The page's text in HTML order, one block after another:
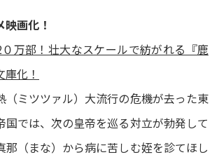
映画化！
万部！壮大なスケールで紡がれる『鹿
化！
（ミツツァル）大流行の危機が去った東
国では、次の皇帝を巡る対立が勃発して
那（まな）から病に苦しむ姪を診てほし